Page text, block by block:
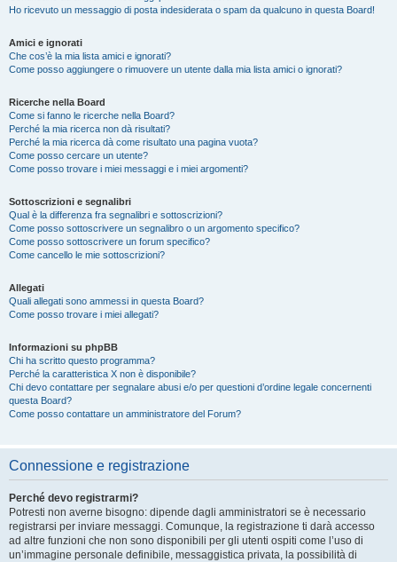
Ho ricevuto un messaggio di posta indesiderata o spam da qualcuno in questa Board!
Amici e ignorati
Che cos’è la mia lista amici e ignorati?
Come posso aggiungere o rimuovere un utente dalla mia lista amici o ignorati?
Ricerche nella Board
Come si fanno le ricerche nella Board?
Perché la mia ricerca non dà risultati?
Perché la mia ricerca dà come risultato una pagina vuota?
Come posso cercare un utente?
Come posso trovare i miei messaggi e i miei argomenti?
Sottoscrizioni e segnalibri
Qual è la differenza fra segnalibri e sottoscrizioni?
Come posso sottoscrivere un segnalibro o un argomento specifico?
Come posso sottoscrivere un forum specifico?
Come cancello le mie sottoscrizioni?
Allegati
Quali allegati sono ammessi in questa Board?
Come posso trovare i miei allegati?
Informazioni su phpBB
Chi ha scritto questo programma?
Perché la caratteristica X non è disponibile?
Chi devo contattare per segnalare abusi e/o per questioni d’ordine legale concernenti
questa Board?
Come posso contattare un amministratore del Forum?
Connessione e registrazione
Perché devo registrarmi?
Potresti non averne bisogno: dipende dagli amministratori se è necessario
registrarsi per inviare messaggi. Comunque, la registrazione ti darà accesso
ad altre funzioni che non sono disponibili per gli utenti ospiti come l’uso di
un’immagine personale definibile, messaggistica privata, la possibilità di